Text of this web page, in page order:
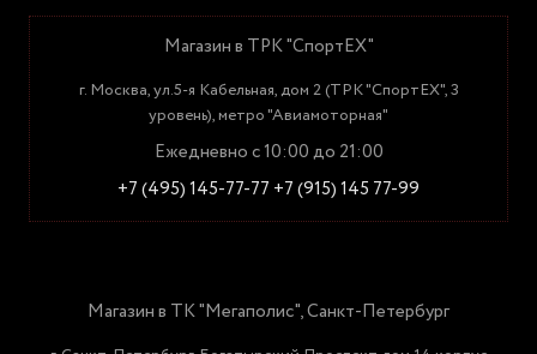
Магазин в ТРК "СпортЕХ"
г. Москва, ул.5-я Кабельная, дом 2 (ТРК "СпортЕХ", 3
уровень), метро "Авиамоторная"
Ежедневно с 10:00 до 21:00
+7 (495) 145-77-77 +7 (915) 145 77-99
Магазин в ТК "Мегаполис", Санкт-Петербург